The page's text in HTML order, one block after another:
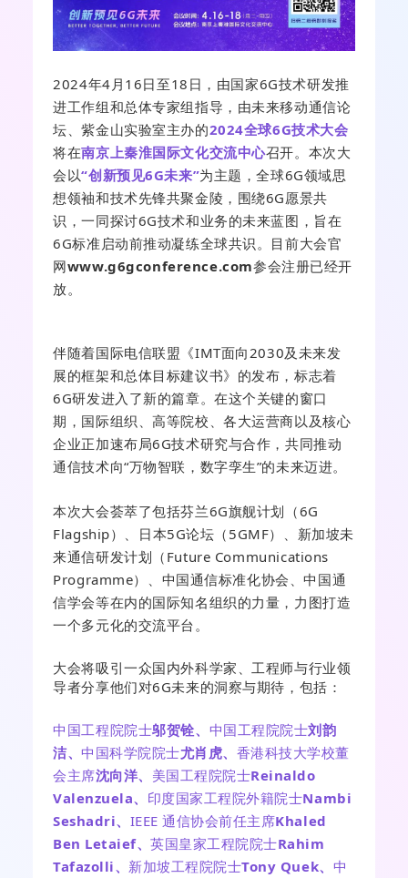
2024年4月16日至18日，由国家6G技术研发推
进工作组和总体专家组指导，由未来移动通信论
坛、紫金山实验室主办的2024全球6G技术大会
将在南京上秦淮国际文化交流中心召开。本次大
会以“创新预见6G未来”为主题，全球6G领域思
想领袖和技术先锋共聚金陵，围绕6G愿景共
识，一同探讨6G技术和业务的未来蓝图，旨在
6G标准启动前推动凝练全球共识。目前大会官
网www.g6gconference.com参会注册已经开
放。
伴随着国际电信联盟《IMT面向2030及未来发
展的框架和总体目标建议书》的发布，标志着
6G研发进入了新的篇章。在这个关键的窗口
期，国际组织、高等院校、各大运营商以及核心
企业正加速布局6G技术研究与合作，共同推动
通信技术向“万物智联，数字孪生”的未来迈进。
本次大会荟萃了包括芬兰6G旗舰计划（6G
Flagship）、日本5G论坛（5GMF）、新加坡未
来通信研发计划（Future Communications
Programme）、中国通信标准化协会、中国通
信学会等在内的国际知名组织的力量，力图打造
一个多元化的交流平台。
大会将吸引一众国内外科学家、工程师与行业领
导者分享他们对6G未来的洞察与期待，包括：
中国工程院院士邬贺铨、 中国工程院院士刘韵
洁、中国科学院院士尤肖虎、 香港科技大学校董
会主席沈向洋、 美国工程院院士Reinaldo
Valenzuela、 印度国家工程院外籍院士Nambi
Seshadri、 IEEE 通信协会前任主席Khaled
Ben Letaief、英国皇家工程院院士Rahim
Tafazolli、 新加坡工程院院士Tony Quek、 中